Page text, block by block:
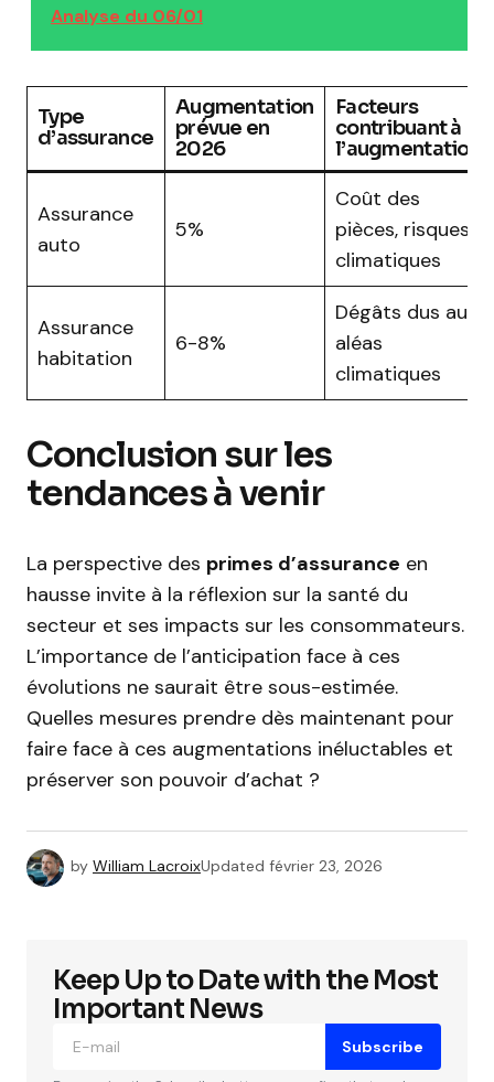
Analyse du 06/01
Type
d’assurance
Augmentation
prévue en
2026
Facteurs
contribuant à
l’augmentation
Assurance
auto
5%
Coût des
pièces, risques
climatiques
Assurance
habitation
6-8%
Dégâts dus aux
aléas
climatiques
Conclusion sur les
tendances à venir
La perspective des primes d’assurance en
hausse invite à la réflexion sur la santé du
secteur et ses impacts sur les consommateurs.
L’importance de l’anticipation face à ces
évolutions ne saurait être sous-estimée.
Quelles mesures prendre dès maintenant pour
faire face à ces augmentations inéluctables et
préserver son pouvoir d’achat ?
by William LacroixUpdated février 23, 2026
Keep Up to Date with the Most
Important News
Subscribe